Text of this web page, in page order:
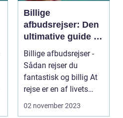
Billige
afbudsrejser: Den
ultimative guide til
at få mest muligt
for pengene
Billige afbudsrejser -
Sådan rejser du
fantastisk og billig At
rejse er en af livets
største glæder...
02 november 2023